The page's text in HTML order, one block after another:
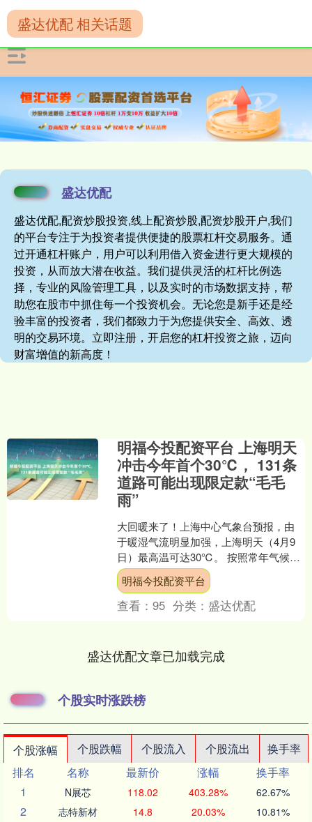
盛达优配
盛达优配,配资炒股投资,线上配资炒股,配资炒股开户,我们
的平台专注于为投资者提供便捷的股票杠杆交易服务。通
过开通杠杆账户，用户可以利用借入资金进行更大规模的
投资，从而放大潜在收益。我们提供灵活的杠杆比例选
择，专业的风险管理工具，以及实时的市场数据支持，帮
助您在股市中抓住每一个投资机会。无论您是新手还是经
验丰富的投资者，我们都致力于为您提供安全、高效、透
明的交易环境。立即注册，开启您的杠杆投资之旅，迈向
财富增值的新高度！
盛达优配 相关话题
明福今投配资平台 上海明天
冲击今年首个30℃， 131条
道路可能出现限定款“毛毛
雨”
大回暖来了！上海中心气象台预报，由
于暖湿气流明显加强，上海明天（4月9
日）最高温可达30℃。 按照常年气候规
律，上海首个30℃高温通常要等到4月底
至5月初才会现....
明福今投配资平台
查看：95 分类： 盛达优配
盛达优配文章已加载完成
个股实时涨跌榜
个股涨幅 个股跌幅 个股流入 个股流出
换手率
排名
名称 最新价 涨幅
换手率
1
N展芯 118.02 403.28% 62.67%
2 志特新材 14.8 20.03% 10.81%